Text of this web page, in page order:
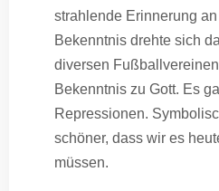
strahlende Erinnerung
Bekenntnis drehte sich
diversen
Bekenntnis zu Gott. Es
Repressionen.
schöner, dass wir es
müssen.